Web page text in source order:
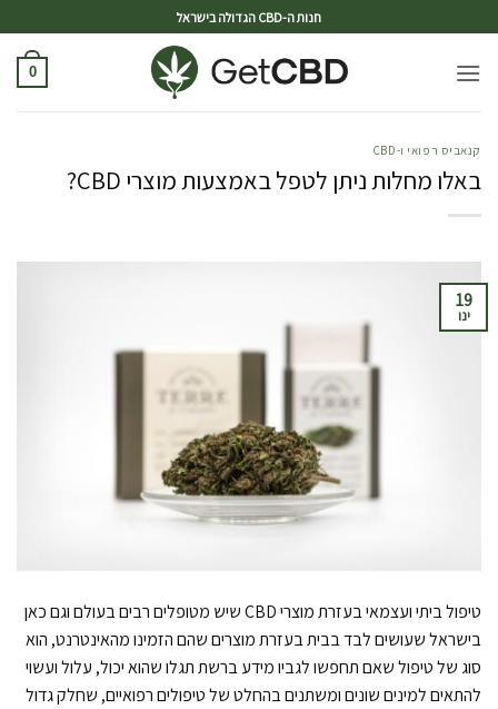
חנות ה-CBD הגדולה בישראל
0
קנאביס רפואי ו-CBD
באלו מחלות ניתן לטפל באמצעות מוצרי CBD?
19
ינו
טיפול ביתי ועצמאי בעזרת מוצרי CBD שיש מטופלים רבים בעולם וגם כאן
בישראל שעושים לבד בבית בעזרת מוצרים שהם הזמינו מהאינטרנט, הוא
סוג של טיפול שאם תחפשו לגביו מידע ברשת תגלו שהוא יכול, עלול ועשוי
להתאים למינים שונים ומשתנים בהחלט של טיפולים רפואיים, שחלק גדול